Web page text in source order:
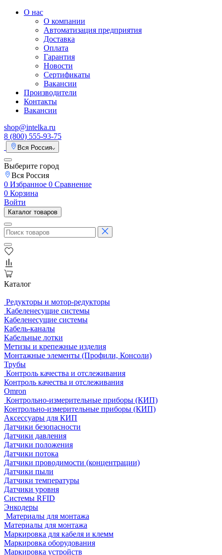
О нас
О компании
Автоматизация предприятия
Доставка
Оплата
Гарантия
Новости
Сертификаты
Вакансии
Производители
Контакты
Вакансии
shop@intelka.ru
8 (800) 555-93-75
Вся Россия
Выберите город
Вся Россия
0 Избранное 0 Сравнение
0 Корзина
Войти
Каталог товаров
Каталог
Редукторы и мотор-редукторы
Кабеленесущие системы
Кабеленесущие системы
Кабель-каналы
Кабельные лотки
Метизы и крепежные изделия
Монтажные элементы (Профили, Консоли)
Трубы
Контроль качества и отслеживания
Контроль качества и отслеживания
Omron
Контрольно-измерительные приборы (КИП)
Контрольно-измерительные приборы (КИП)
Аксессуары для КИП
Датчики безопасности
Датчики давления
Датчики положения
Датчики потока
Датчики проводимости (концентрации)
Датчики пыли
Датчики температуры
Датчики уровня
Системы RFID
Энкодеры
Материалы для монтажа
Материалы для монтажа
Маркировка для кабеля и клемм
Маркировка оборудования
Маркировка устройств